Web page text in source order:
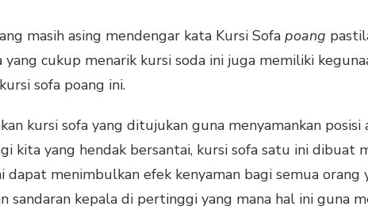
masih asing mendengar kata Kursi Sofa poang
cukup menarik kursi soda ini juga memiliki
sofa poang ini.
kursi sofa yang ditujukan guna menyamankan
kita yang hendak bersantai, kursi sofa satu ini dibuat
dapat menimbulkan efek kenyaman bagi semua
sandaran kepala di pertinggi yang mana hal ini guna